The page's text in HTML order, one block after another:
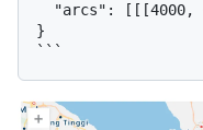
"arcs": [[[4000,
}